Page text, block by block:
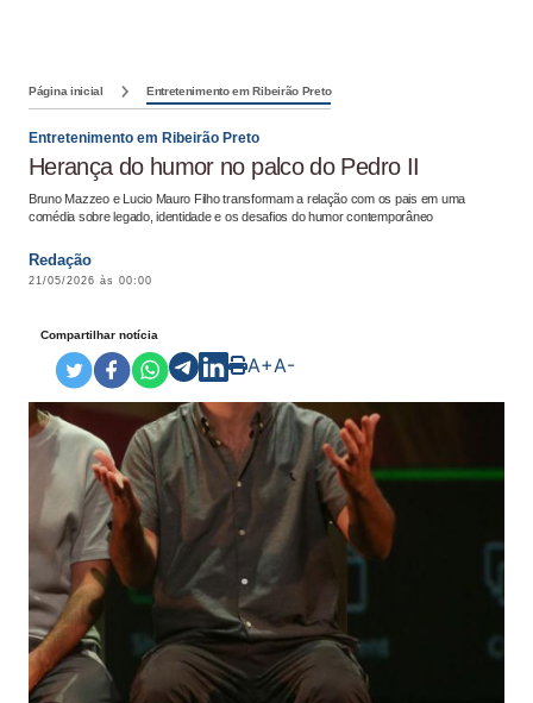
Página inicial Entretenimento em Ribeirão Preto
Entretenimento em Ribeirão Preto
Herança do humor no palco do Pedro II
Bruno Mazzeo e Lucio Mauro Filho transformam a relação com os pais em uma
comédia sobre legado, identidade e os desafios do humor contemporâneo
Redação
21/05/2026 às 00:00
Compartilhar notícia
A+A-